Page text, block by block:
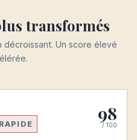
transformés
Un score élevé
98
/ 100